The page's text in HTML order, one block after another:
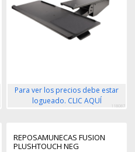
Para ver los precios debe estar
logueado. CLIC AQUÍ
118087
REPOSAMUNECAS FUSION
PLUSHTOUCH NEG